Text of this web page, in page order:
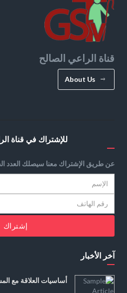
قناة الراعي الصالح
About Us
للإشتراك في قناة
عن طريق الإشتراك معنا سيصلك العدد
إشتراك
آخر الأخبار
أساسيات العلاقة مع